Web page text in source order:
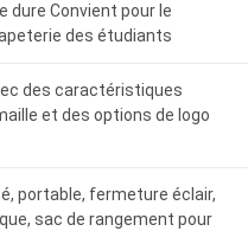
dure Convient pour le
des étudiants
des caractéristiques
et des options de logo
portable, fermeture éclair,
sac de rangement pour